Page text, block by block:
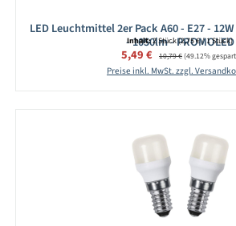
LED Leuchtmittel 2er Pack A60 - E27 -
- 1050lm - PROMOLED
Inhalt:2 Stück(2,75 € / 1 Stück)
Verkaufspreis:
5,49 € Regulärer Preis:
10,79 €(49.12%
Preise inkl. MwSt. zzgl.